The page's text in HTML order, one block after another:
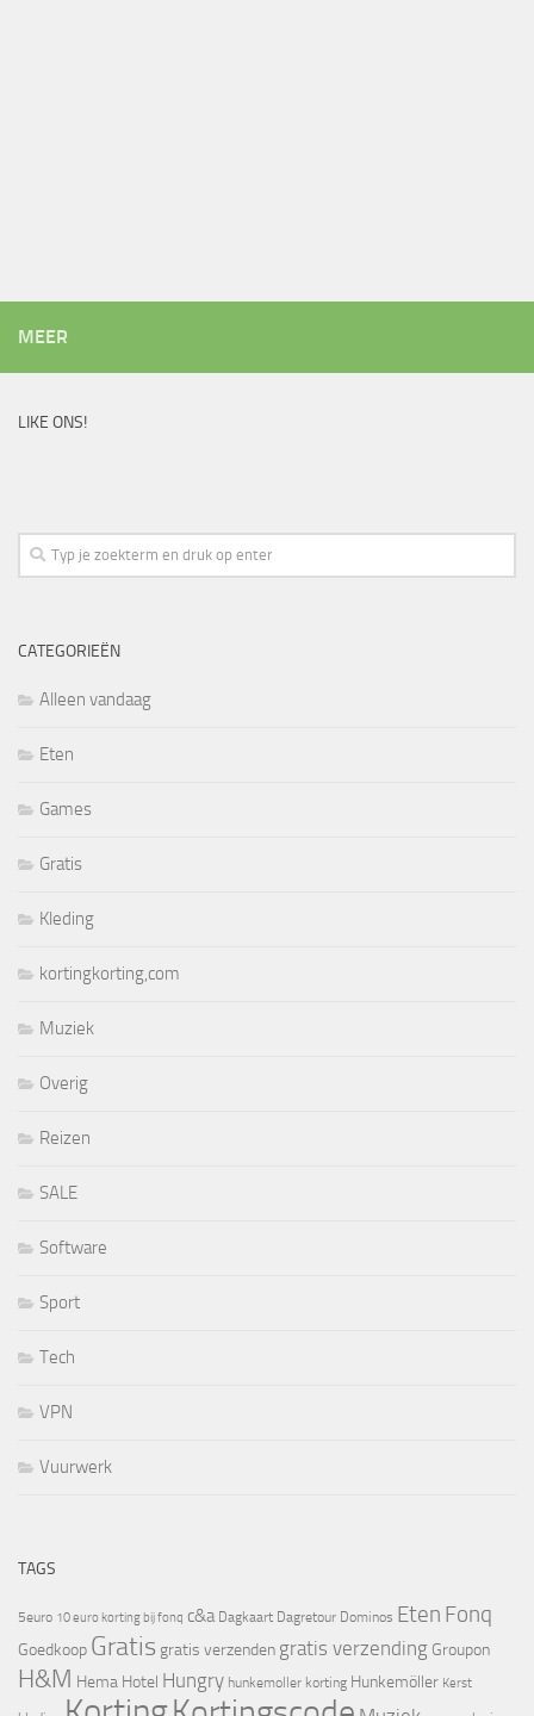
MEER
LIKE ONS!
CATEGORIEËN
Alleen vandaag
Eten
Games
Gratis
Kleding
kortingkorting,com
Muziek
Overig
Reizen
SALE
Software
Sport
Tech
VPN
Vuurwerk
TAGS
5euro 10 euro korting bij fonq c&a Dagkaart Dagretour Dominos Eten Fonq
Goedkoop Gratis gratis verzenden gratis verzending Groupon
H&M Hema Hotel Hungry hunkemoller korting Hunkemöller Kerst